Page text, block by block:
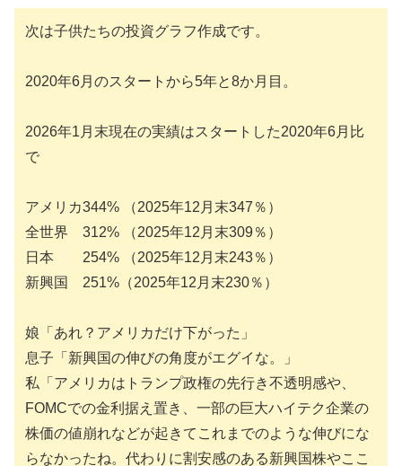
次は子供たちの投資グラフ作成です。
2020年6月のスタートから5年と8か月目。
2026年1月末現在の実績はスタートした2020年6月比
で
アメリカ344% （2025年12月末347％）
全世界 312% （2025年12月末309％）
日本 254% （2025年12月末243％）
新興国 251%（2025年12月末230％）
娘「あれ？アメリカだけ下がった」
息子「新興国の伸びの角度がエグイな。」
私「アメリカはトランプ政権の先行き不透明感や、
FOMCでの金利据え置き、一部の巨大ハイテク企業の
株価の値崩れなどが起きてこれまでのような伸びにな
らなかったね。代わりに割安感のある新興国株やここ